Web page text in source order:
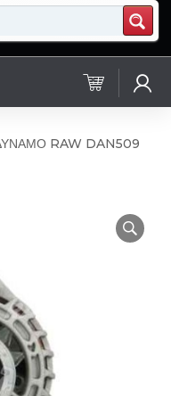
RAW DAN509